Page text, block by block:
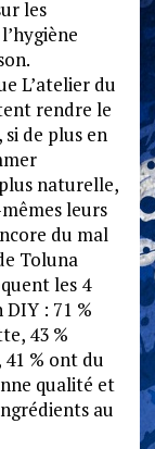
les
L’atelier du
rendre le
de plus en
naturelle,
leurs
du mal
Toluna
les 4
: 71 %
43 %
% ont du
qualité et
au